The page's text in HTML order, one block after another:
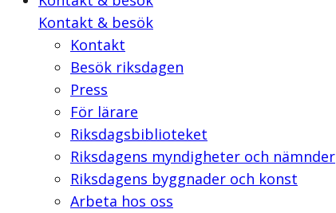
Kontakt & besök
Kontakt
Besök riksdagen
Press
För lärare
Riksdagsbiblioteket
Riksdagens myndigheter och nämnder
Riksdagens byggnader och konst
Arbeta hos oss